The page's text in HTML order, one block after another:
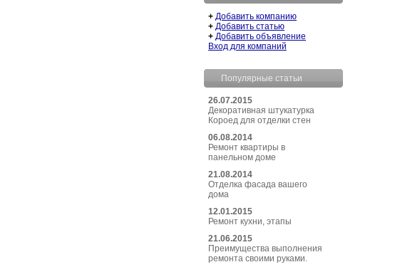
+ Добавить компанию
+ Добавить статью
+ Добавить объявление
Вход для компаний
Популярные статьи
26.07.2015
Декоративная штукатурка
Короед для отделки стен
06.08.2014
Ремонт квартиры в
панельном доме
21.08.2014
Отделка фасада вашего
дома
12.01.2015
Ремонт кухни, этапы
21.06.2015
Преимущества выполнения
ремонта своими руками.